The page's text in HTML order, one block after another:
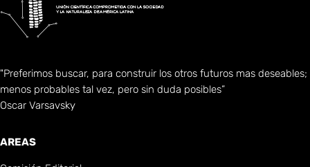
"Preferimos buscar, para construir los otros futuros mas deseables;
menos probables tal vez, pero sin duda posibles”
Oscar Varsavsky
AREAS